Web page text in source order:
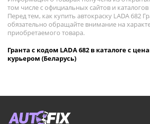
том числе с официальных сайтов и
Перед тем, как купить автокраску LADA 682
обязательно обращайте внимание на
приобретаемого товара.
Гранта с кодом LADA 682 в каталоге с
курьером (Беларусь)